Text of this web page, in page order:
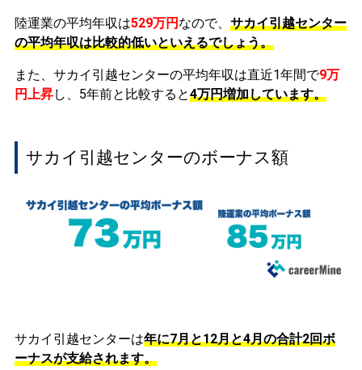
陸運業の平均年収は529万円 なので、 サカイ引越センター
の平均年収は比較的低いといえるでしょう。
また、サカイ引越センターの平均年収は直近1年間で9万
円上昇し、5年前と比較すると4万円増加しています。
サカイ引越センターのボーナス額
サカイ引越センターは年に7月と12月と4月の合計2回ボ
ーナスが支給されます。